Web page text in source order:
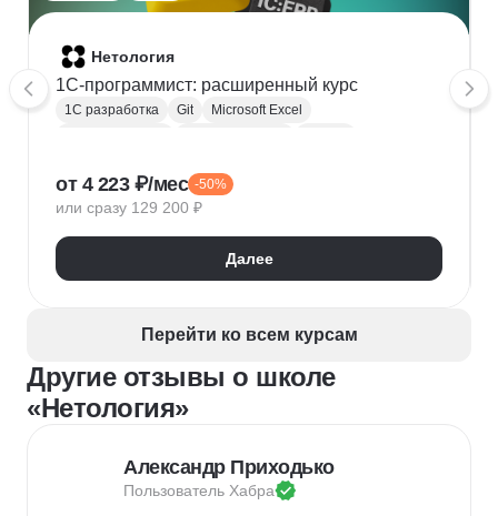
какого-то агентства.
язык для меня совсем незнакомый.
В целом у меня хорошие впечатления от обучения,
мне интересно, но возможно не понравится совсем
новичкам, так как учиться сложно, материал
Нетология
1C-программист: расширенный курс
1С разработка Git
Microsoft Excel
Конфигурирование 1С
от 4 223 ₽/мес -50%
или сразу 129 200 ₽
Далее
Перейти ко всем курсам
Другие отзывы о школе
«Нетология»
Александр Приходько
Пользователь Хабра